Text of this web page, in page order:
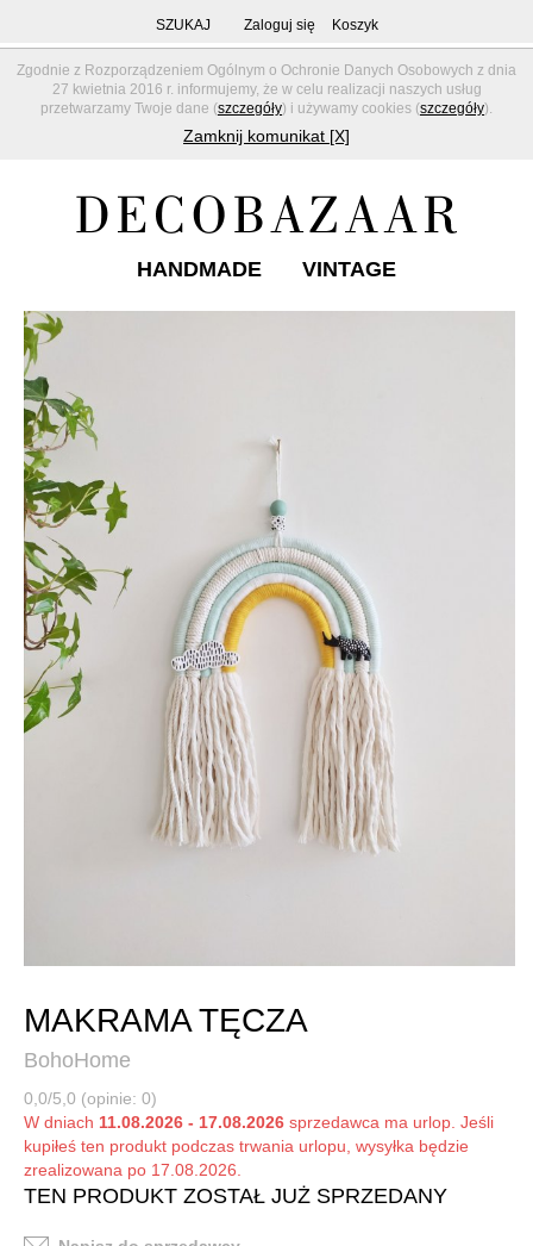
Zgodnie z Rozporządzeniem Ogólnym o Ochronie Danych Osobowych z dnia
27 kwietnia 2016 r. informujemy, że w celu realizacji naszych usług
przetwarzamy Twoje dane (szczegóły) i używamy cookies (szczegóły).
Zamknij komunikat [X]
SZUKAJ Zaloguj się Koszyk
HANDMADE VINTAGE
MAKRAMA TĘCZA
BohoHome
0,0/5,0 (opinie: 0)
W dniach 11.08.2026 - 17.08.2026 sprzedawca ma urlop. Jeśli
kupiłeś ten produkt podczas trwania urlopu, wysyłka będzie
zrealizowana po 17.08.2026.
TEN PRODUKT ZOSTAŁ JUŻ SPRZEDANY